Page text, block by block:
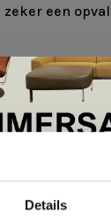
Details
een
maat. Kom
x d438
bij
gestart!